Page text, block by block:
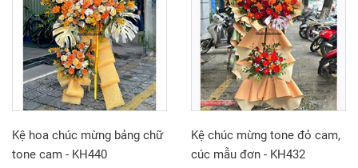
Kệ hoa chúc mừng bảng chữ
tone cam - KH440
Kệ chúc mừng tone đỏ cam,
cúc mẫu đơn - KH432